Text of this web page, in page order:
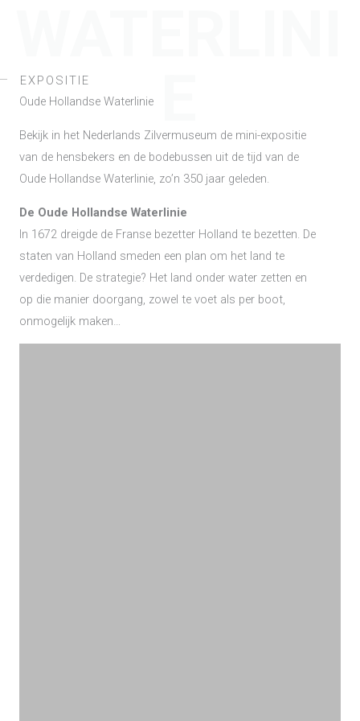
EXPOSITIE
Oude Hollandse Waterlinie
Bekijk in het Nederlands Zilvermuseum de mini-expositie
van de hensbekers en de bodebussen uit de tijd van de
Oude Hollandse Waterlinie, zo’n 350 jaar geleden.
De Oude Hollandse Waterlinie
In 1672 dreigde de Franse bezetter Holland te bezetten. De
staten van Holland smeden een plan om het land te
verdedigen. De strategie? Het land onder water zetten en
op die manier doorgang, zowel te voet als per boot,
onmogelijk maken…